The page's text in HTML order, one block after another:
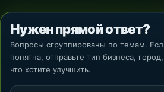
Нужен прямой ответ?
Вопросы сгруппированы по темам.
понятна, отправьте тип бизнеса,
что хотите улучшить.